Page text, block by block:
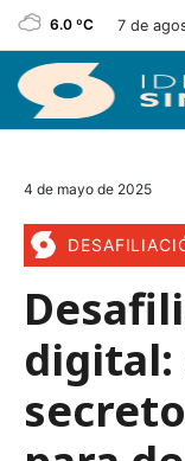
6.0 ºC 7 de
4 de mayo de 2025
digital: